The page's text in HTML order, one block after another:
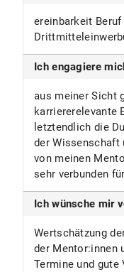
ereinbarkeit
Ich engagiere
aus meiner Sicht
karriererelevante
letztendlich die
der Wissenschaft
von meinen
sehr verbunden
Ich wünsche mir
Wertschätzung
der Mentor:innen
Termine und gute